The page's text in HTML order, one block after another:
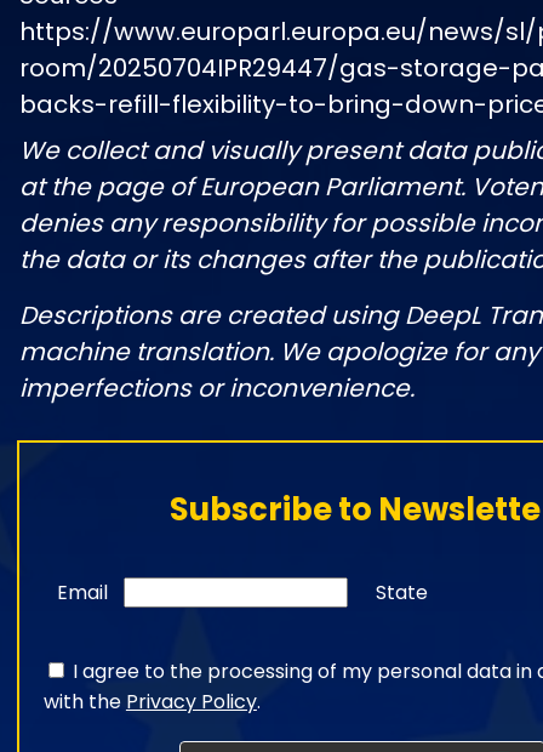
https://www.europarl.europa.eu/news/
room/20250704IPR29447/gas-storage-
backs-refill-flexibility-to-bring-down-
We collect and visually present data
at the page of European Parliament.
denies any responsibility for possible
the data or its changes after the
Descriptions are created using DeepL
machine translation. We apologize for
imperfections or inconvenience.
Subscribe to
Email State
I agree to the processing of my personal data in
with the Privacy Policy.